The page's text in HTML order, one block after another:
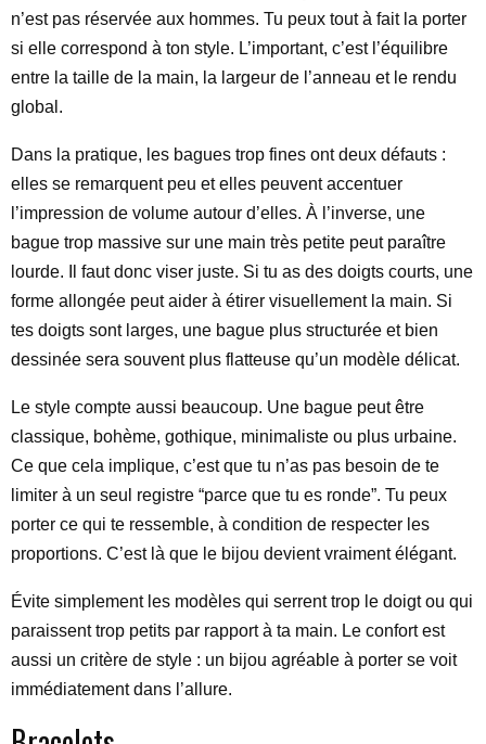
n’est pas réservée aux hommes. Tu peux tout à fait la porter
si elle correspond à ton style. L’important, c’est l’équilibre
entre la taille de la main, la largeur de l’anneau et le rendu
global.
Dans la pratique, les bagues trop fines ont deux défauts :
elles se remarquent peu et elles peuvent accentuer
l’impression de volume autour d’elles. À l’inverse, une
bague trop massive sur une main très petite peut paraître
lourde. Il faut donc viser juste. Si tu as des doigts courts, une
forme allongée peut aider à étirer visuellement la main. Si
tes doigts sont larges, une bague plus structurée et bien
dessinée sera souvent plus flatteuse qu’un modèle délicat.
Le style compte aussi beaucoup. Une bague peut être
classique, bohème, gothique, minimaliste ou plus urbaine.
Ce que cela implique, c’est que tu n’as pas besoin de te
limiter à un seul registre “parce que tu es ronde”. Tu peux
porter ce qui te ressemble, à condition de respecter les
proportions. C’est là que le bijou devient vraiment élégant.
Évite simplement les modèles qui serrent trop le doigt ou qui
paraissent trop petits par rapport à ta main. Le confort est
aussi un critère de style : un bijou agréable à porter se voit
immédiatement dans l’allure.